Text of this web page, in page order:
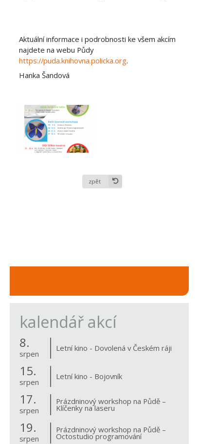
Aktuální informace i podrobnosti ke všem akcím
najdete na webu Půdy
https://puda.knihovna.policka.org.
Hanka Šandová
zpět
kalendář akcí
8.
srpen
Letní kino - Dovolená v Českém ráji
15.
srpen
Letní kino - Bojovník
17.
srpen
Prázdninový workshop na Půdě –
Klíčenky na laseru
19.
srpen
Prázdninový workshop na Půdě –
Octostudio programování